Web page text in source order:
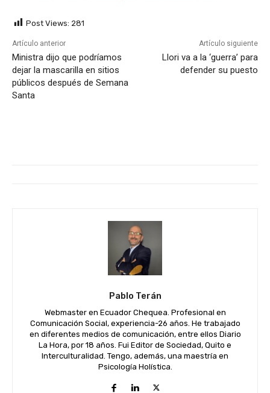
Post Views: 281
Artículo anterior
Ministra dijo que podríamos
dejar la mascarilla en sitios
públicos después de Semana
Santa
Artículo siguiente
Llori va a la ‘guerra’ para
defender su puesto
Pablo Terán
Webmaster en Ecuador Chequea. Profesional en
Comunicación Social, experiencia-26 años. He trabajado
en diferentes medios de comunicación, entre ellos Diario
La Hora, por 18 años. Fui Editor de Sociedad, Quito e
Interculturalidad. Tengo, además, una maestría en
Psicología Holística.